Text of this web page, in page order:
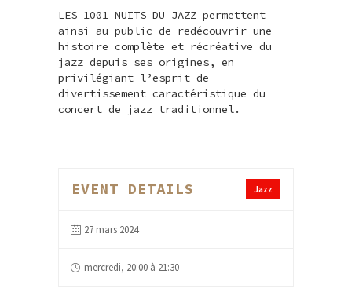
LES 1001 NUITS DU JAZZ permettent
ainsi au public de redécouvrir une
histoire complète et récréative du
jazz depuis ses origines, en
privilégiant l’esprit de
divertissement caractéristique du
concert de jazz traditionnel.
Jazz
EVENT DETAILS
27 mars 2024
mercredi, 20:00 à 21:30